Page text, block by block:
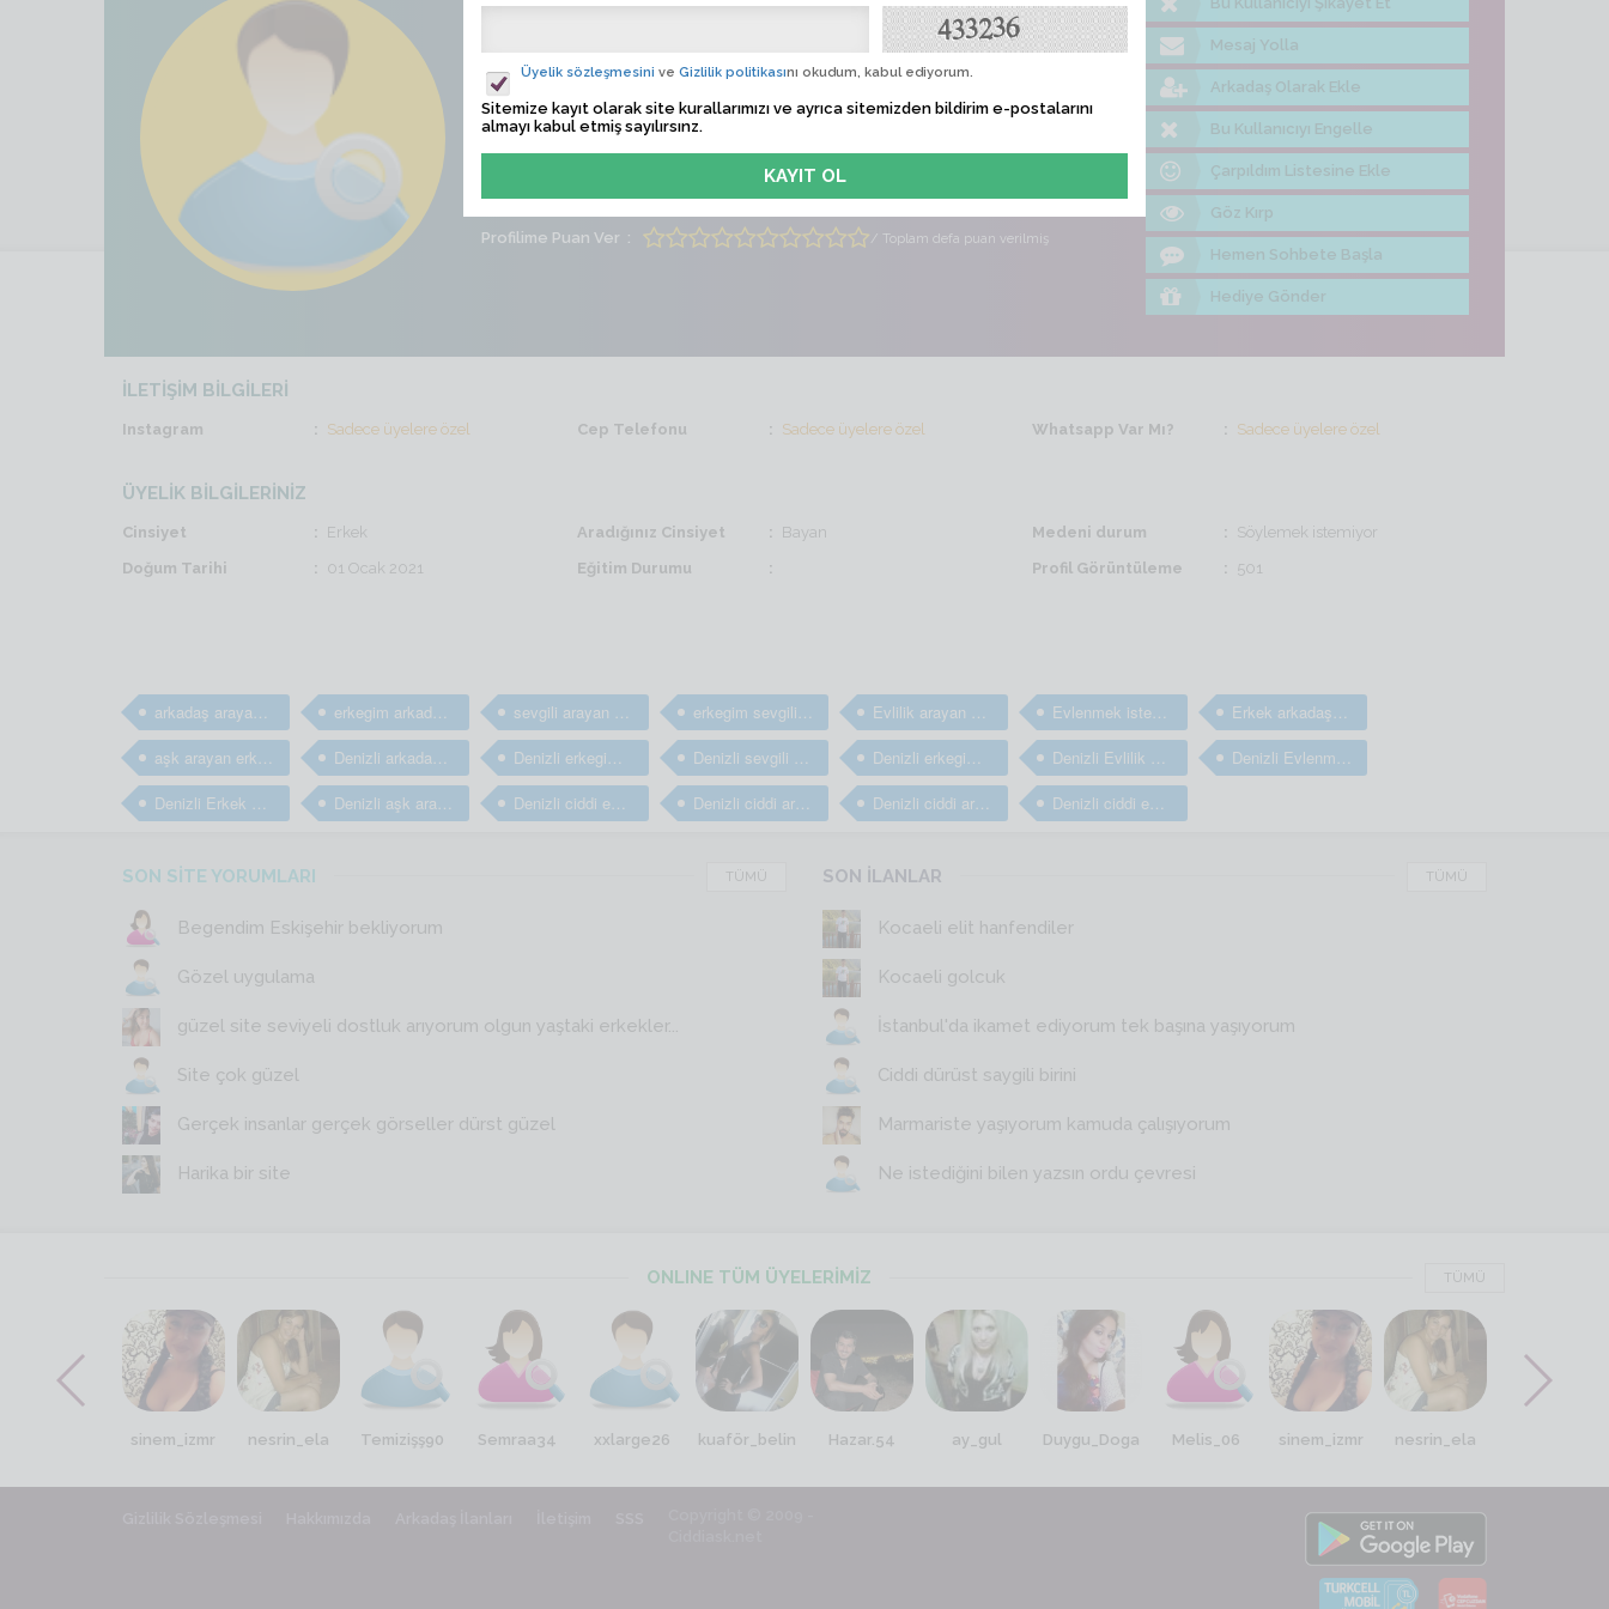
Dogan Albüme Bak
Ziyaret Tarihi Sadece üyelere özel
Son İşlem Zamanı Sadece üyelere özel
Profilime Puan Ver / Toplam defa puan verilmiş
Mesaj Yolla
Arkadaş Olarak Ekle
Bu Kullanıcıyı Engelle
Çarpıldım Listesine Ekle
Göz Kırp
Hemen Sohbete Başla
Hediye Gönder
İLETİŞİM BİLGİLERİ
Instagram Sadece üyelere özel Cep Telefonu Sadece üyelere özel Whatsapp Var Mı? Sadece üyelere özel
ÜYELİK BİLGİLERİNİZ
Cinsiyet Erkek Aradığınız Cinsiyet Bayan Medeni durum
Söylemek istemiyor
Doğum Tarihi
01 Ocak 2021 Eğitim Durumu Profil Görüntüleme 501
arkadaş arayan erkekler erkegim arkadaş arıyorum sevgili arayan erkekler erkegim sevgili arıyorum Evlilik arayan bay ve erkekler Evlenmek isteyen bay ve erkekler Erkek arkadaş bulma sitesi
aşk arayan erkekler Denizli arkadaş arayan erkekler Denizli erkegim arkadaş arıyorum Denizli sevgili arayan erkekler Denizli erkegim sevgili arıyorum Denizli Evlilik arayan bay ve erkekler Denizli Evlenmek isteyen bay ve erkekler
Denizli Erkek arkadaş bulma sitesi Denizli aşk arayan erkekler Denizli ciddi evlilik arayan erkekler Denizli ciddi arkadaş arayan erkekler Denizli ciddi arkadaşlık sitesi Denizli ciddi evlilik sitesi
SON SİTE YORUMLARI TÜMÜ
Begendim Eskişehir bekliyorum
Gözel uygulama
güzel site seviyeli dostluk arıyorum olgun yaştaki erkekler...
Site çok güzel
Gerçek insanlar gerçek görseller dürst güzel
Harika bir site
SON İLANLAR TÜMÜ
Kocaeli elit hanfendiler
Kocaeli golcuk
İstanbul'da ikamet ediyorum tek başına yaşıyorum
Ciddi dürüst saygili birini
Marmariste yaşıyorum kamuda çalışıyorum
Ne istediğini bilen yazsın ordu çevresi
ONLINE TÜM ÜYELERİMİZ TÜMÜ
sinem_izmr nesrin_ela Temizişş90 Semraa34 xxlarge26 kuaför_belin Hazar.54 ay_gul Duygu_Doga Melis_06 sinem_izmr nesrin_ela
Üyelik sözleşmesini ve Gizlilik politikasını okudum, kabul ediyorum.
Sitemize kayıt olarak site kurallarımızı ve ayrıca sitemizden bildirim e-postalarını
almayı kabul etmiş sayılırsınz.